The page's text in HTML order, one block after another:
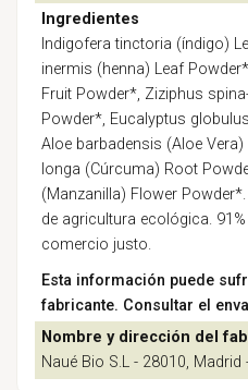
Ingredientes
Indigofera tinctoria (índigo)
inermis (henna) Leaf
Fruit Powder*, Ziziphus
Powder*, Eucalyptus
Aloe barbadensis (Aloe
longa (Cúrcuma) Root
(Manzanilla) Flower
de agricultura ecológica.
comercio justo.
Esta información puede
fabricante. Consultar el
Nombre y dirección del
Naué Bio S.L - 28010, Madrid